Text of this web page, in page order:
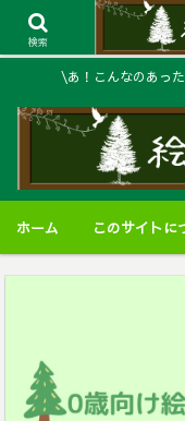
\あ！こんなのあっ
ホーム このサイトに
検索